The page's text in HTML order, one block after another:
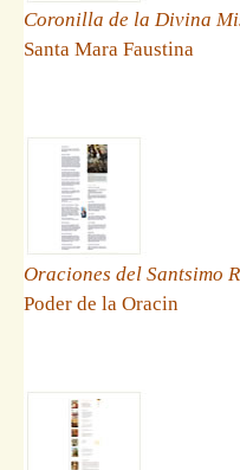
Coronilla de la Divina
Santa Mara Faustina
Oraciones del Santsimo
Poder de la Oracin